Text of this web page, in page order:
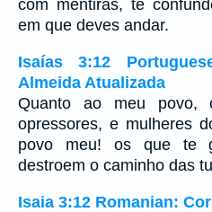
com mentiras, te
em que deves andar.
Isaías 3:12
Almeida Atualizada
Quanto ao meu povo,
opressores, e mulheres
povo meu! os que te
destroem o caminho das
Isaia 3:12 Romanian: